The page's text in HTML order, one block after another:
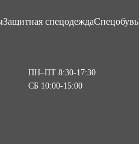
Защитная спецодеждаСпецобувь
ПН–ПТ 8:30-17:30
СБ 10:00-15:00